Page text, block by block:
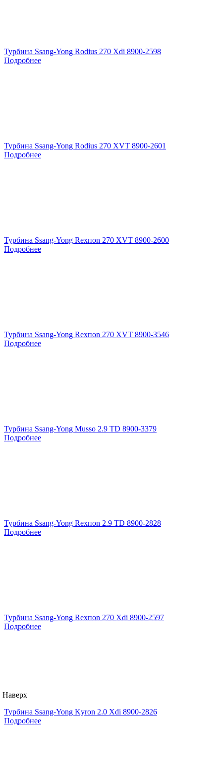
Турбина Ssang-Yong Rodius 270 Xdi 8900-2598
Подробнее
Турбина Ssang-Yong Rodius 270 XVT 8900-2601
Подробнее
Турбина Ssang-Yong Rexпоn 270 XVT 8900-2600
Подробнее
Турбина Ssang-Yong Rexпоn 270 XVT 8900-3546
Подробнее
Турбина Ssang-Yong Musso 2.9 TD 8900-3379
Подробнее
Турбина Ssang-Yong Rexпоn 2.9 TD 8900-2828
Подробнее
Турбина Ssang-Yong Rexпоn 270 Xdi 8900-2597
Подробнее
Турбина Ssang-Yong Kyron 2.0 Xdi 8900-2826
Подробнее
Наверх